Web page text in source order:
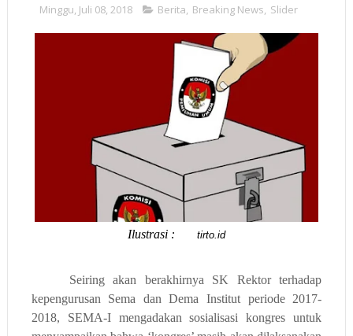
Minggu, Juli 08, 2018 Berita, Breaking News, Slider
Ilustrasi : tirto.id
Seiring akan berakhirnya SK Rektor terhadap
kepengurusan Sema dan Dema Institut periode 2017-
2018, SEMA-I mengadakan sosialisasi kongres untuk